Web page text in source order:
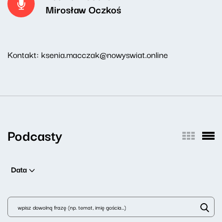
Mirosław Oczkoś
Kontakt: ksenia.macczak@nowyswiat.online
Podcasty
Data